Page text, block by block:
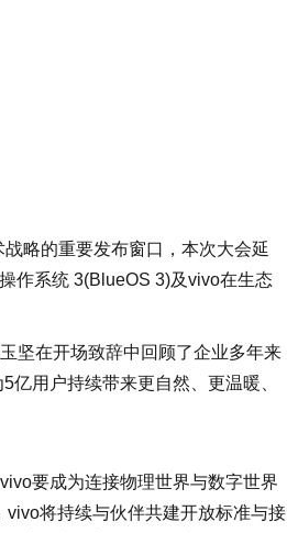
略的重要发布窗口，本次大会延
作系统 3(BlueOS 3)及vivo在生态
坚在开场致辞中回顾了企业多年来
用户持续带来更自然、更温暖、
要成为连接物理世界与数字世界
将持续与伙伴共建开放标准与接